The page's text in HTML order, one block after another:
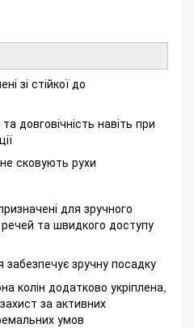
зі стійкої до
довговічність навіть при
сковують рухи
для зручного
речей та швидкого доступу
забезпечує зручну посадку
колін додатково укріплена,
за активних
умов